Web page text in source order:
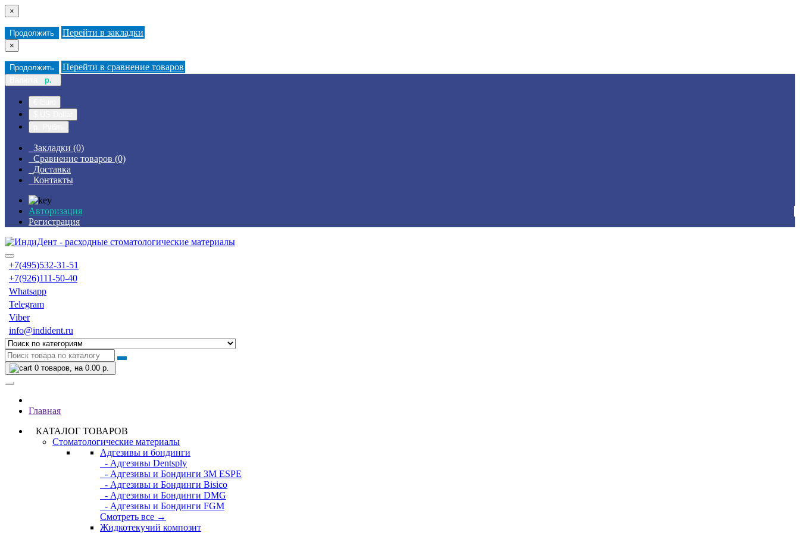
×
Продолжить Перейти в закладки
×
Продолжить Перейти в сравнение товаров
р.
Закладки (0)
Сравнение товаров (0)
Доставка
Контакты
Авторизация
Регистрация
+7(495)532-31-51
+7(926)111-50-40
Whatsapp
Telegram
Viber
info@indident.ru
0 товаров, на 0.00 р.
Главная
КАТАЛОГ ТОВАРОВ
Стоматологические материалы
Адгезивы и бондинги
- Адгезивы Dentsply
- Адгезивы и Бондинги 3M ESPE
- Адгезивы и Бондинги Bisico
- Адгезивы и Бондинги DMG
- Адгезивы и Бондинги FGM
Смотреть все →
Жидкотекучий композит